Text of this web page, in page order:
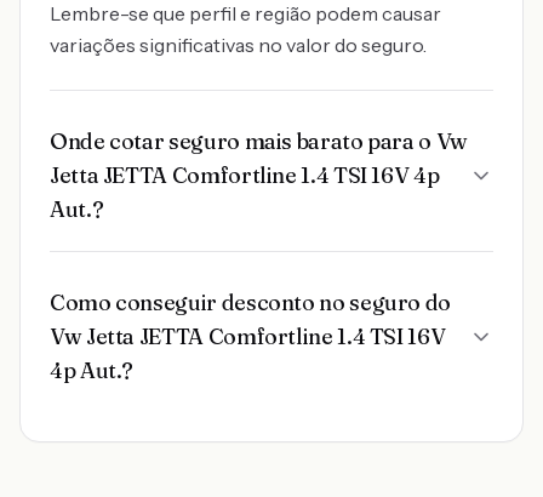
Lembre-se que perfil e região podem causar
variações significativas no valor do seguro.
Onde cotar seguro mais barato para o Vw
Jetta JETTA Comfortline 1.4 TSI 16V 4p
Aut.?
Como conseguir desconto no seguro do
Vw Jetta JETTA Comfortline 1.4 TSI 16V
4p Aut.?